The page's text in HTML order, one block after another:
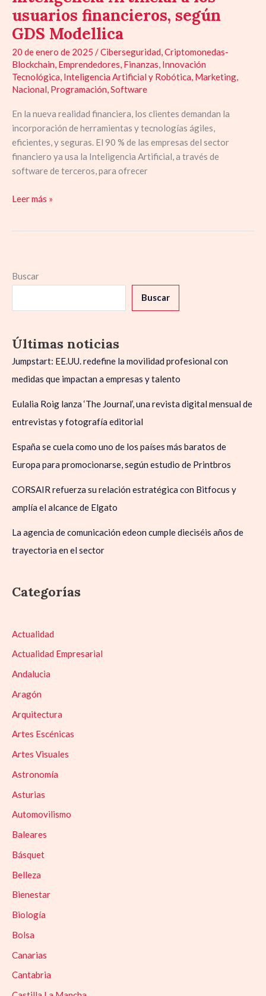
usuarios financieros, según
GDS Modellica
20 de enero de 2025 /Ciberseguridad,Criptomonedas-
Blockchain, Emprendedores, Finanzas, Innovación
Tecnológica, Inteligencia Artificial y Robótica, Marketing,
Nacional, Programación,Software
En la nueva realidad financiera, los clientes demandan la
incorporación de herramientas y tecnologías ágiles,
eficientes, y seguras. El 90 % de las empresas del sector
financiero ya usa la Inteligencia Artificial, a través de
software de terceros, para ofrecer
Artificial
a
los
usuarios
financieros,
según
GDS
Leer más »
Buscar
Buscar
Últimas noticias
Jumpstart: EE.UU. redefine la movilidad profesional con
medidas que impactan a empresas y talento
Eulalia Roig lanza ‘The Journal’, una revista digital mensual de
entrevistas y fotografía editorial
España se cuela como uno de los países más baratos de
Europa para promocionarse, según estudio de Printbros
CORSAIR refuerza su relación estratégica con Bitfocus y
amplía el alcance de Elgato
La agencia de comunicación edeon cumple dieciséis años de
trayectoria en el sector
Categorías
Actualidad
Actualidad Empresarial
Andalucia
Aragón
Arquitectura
Artes Escénicas
Artes Visuales
Astronomía
Asturias
Automovilismo
Baleares
Básquet
Belleza
Bienestar
Biología
Bolsa
Canarias
Cantabria